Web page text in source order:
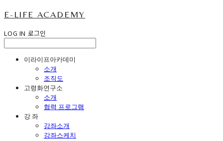
E-LIFE ACADEMY
LOG IN 로그인
이라이프아카데미
소개
조직도
고령화연구소
소개
협력 프로그램
강 좌
강좌소개
강좌스케치